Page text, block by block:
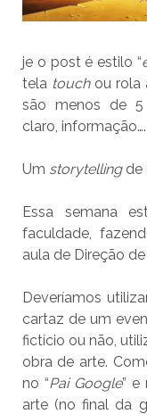
je o post é estilo “
tela touchou rola
são menos de 5
claro, informação….
Um storytellingde
Essa semana
faculdade,
aula de Direção
Deveríamos
cartaz de um
fictício ou não,
obra de arte.
no “Pai Google” e
arte (no final da